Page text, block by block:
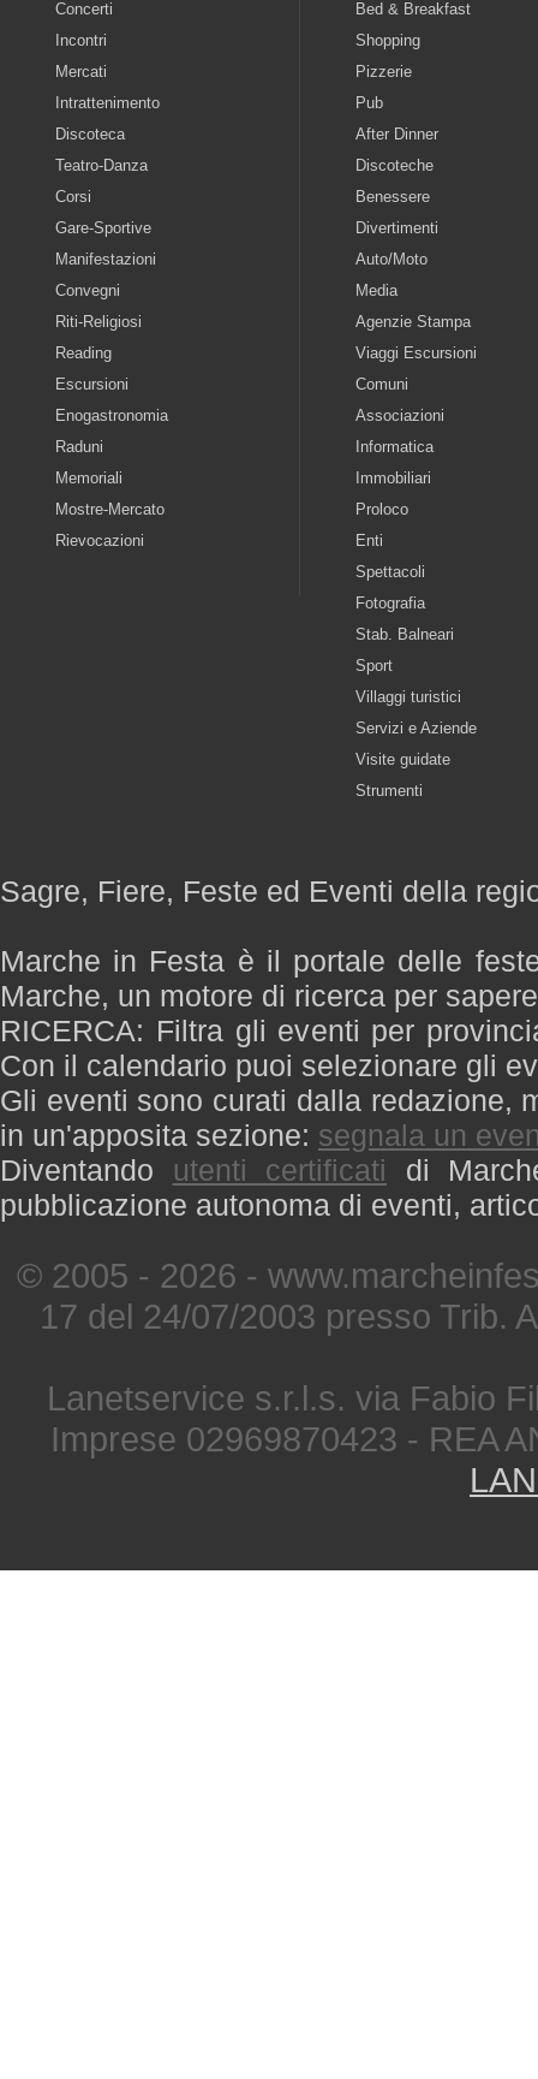
Concerti
Incontri
Mercati
Intrattenimento
Discoteca
Teatro-Danza
Corsi
Gare-Sportive
Manifestazioni
Convegni
Riti-Religiosi
Reading
Escursioni
Enogastronomia
Raduni
Memoriali
Mostre-Mercato
Rievocazioni
Bed & Breakfast
Shopping
Pizzerie
Pub
After Dinner
Discoteche
Benessere
Divertimenti
Auto/Moto
Media
Agenzie Stampa
Viaggi Escursioni
Comuni
Associazioni
Informatica
Immobiliari
Proloco
Enti
Spettacoli
Fotografia
Stab. Balneari
Sport
Villaggi turistici
Servizi e Aziende
Visite guidate
Strumenti
Sagre, Fiere, Feste ed Eventi della
Marche in Festa è il portale delle
Marche, un motore di ricerca per
RICERCA: Filtra gli eventi per
Con il calendario puoi selezionare gli
Gli eventi sono curati dalla redazione,
in un'apposita sezione: segnala un
Diventando utenti certificati di
pubblicazione autonoma di eventi,
© 2005 - 2026 -
17 del 24/07/2003 presso Trib.
Lanetservice s.r.l.s. via Fabio
Imprese 02969870423 - REA